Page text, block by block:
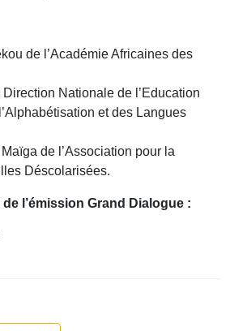
de l’Académie Africaines des
Nationale de l’Education
et des Langues
de l’Association pour la
Déscolarisées.
de l’émission Grand Dialogue :